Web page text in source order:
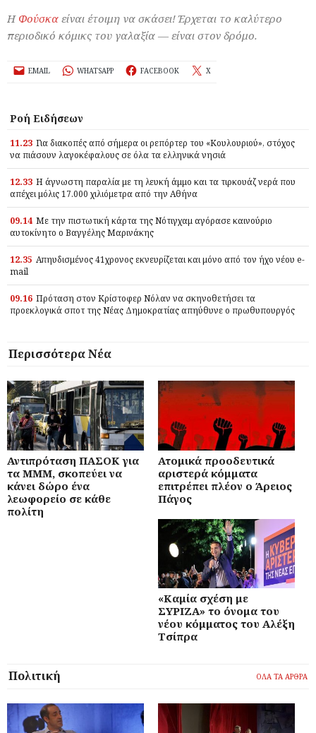
Η Φούσκα είναι έτοιμη να σκάσει! Έρχεται το καλύτερο
περιοδικό κόμικς του γαλαξία — είναι στον δρόμο.
EMAIL WHATSAPP FACEBOOK X
Ροή Ειδήσεων
11.23 Για διακοπές από σήμερα οι ρεπόρτερ του «Κουλουριού», στόχος
να πιάσουν λαγοκέφαλους σε όλα τα ελληνικά νησιά
12.33 Η άγνωστη παραλία με τη λευκή άμμο και τα τιρκουάζ νερά που
απέχει μόλις 17.000 χιλιόμετρα από την Αθήνα
09.14 Με την πιστωτική κάρτα της Νότιγχαμ αγόρασε καινούριο
αυτοκίνητο ο Βαγγέλης Μαρινάκης
12.35 Απηυδισμένος 41χρονος εκνευρίζεται και μόνο από τον ήχο νέου e-
mail
09.16 Πρόταση στον Κρίστοφερ Νόλαν να σκηνοθετήσει τα
προεκλογικά σποτ της Νέας Δημοκρατίας απηύθυνε ο πρωθυπουργός
Περισσότερα Νέα
Αντιπρόταση ΠΑΣΟΚ για
τα ΜΜΜ, σκοπεύει να
κάνει δώρο ένα
λεωφορείο σε κάθε
πολίτη
Ατομικά προοδευτικά
αριστερά κόμματα
επιτρέπει πλέον ο Άρειος
Πάγος
«Καμία σχέση με
ΣΥΡΙΖΑ» το όνομα του
νέου κόμματος του Αλέξη
Τσίπρα
Πολιτική ΟΛΑ ΤΑ ΑΡΘΡΑ